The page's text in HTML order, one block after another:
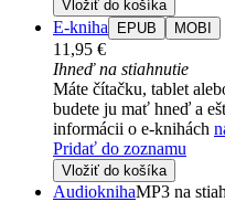
Vložiť do košíka
E-kniha EPUB MOBI
11,95 €
Ihneď na stiahnutie
Máte čítačku, tablet
budete ju mať hneď a
informácii o e-knihách
Pridať do zoznamu
Vložiť do košíka
AudioknihaMP3 na